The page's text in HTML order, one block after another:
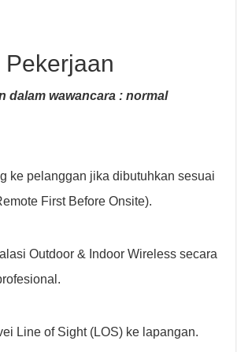
dalam wawancara : normal
ke pelanggan jika dibutuhkan sesuai
First Before Onsite).
Outdoor & Indoor Wireless secara
Line of Sight (LOS) ke lapangan.